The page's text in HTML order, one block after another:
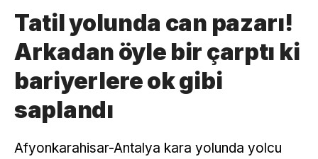
Tatil yolunda can pazarı!
Arkadan öyle bir çarptı ki
bariyerlere ok gibi
saplandı
Afyonkarahisar-Antalya kara yolunda yolcu